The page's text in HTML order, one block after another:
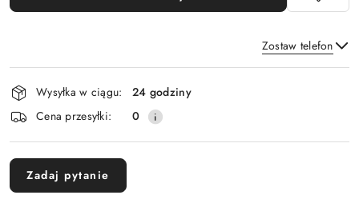
Zostaw telefon
Wyślij
Dostępność
i
dostawa
Wysyłka w ciągu:
24 godziny
Cena przesyłki:
0
Zadaj pytanie